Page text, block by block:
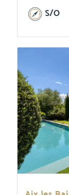
S/O